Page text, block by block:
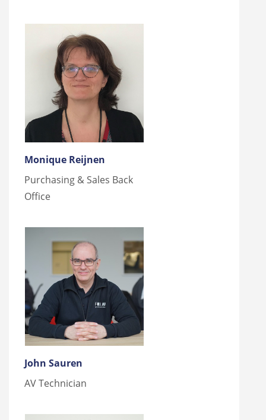
Monique Reijnen
Purchasing & Sales Back
Office
John Sauren
AV Technician